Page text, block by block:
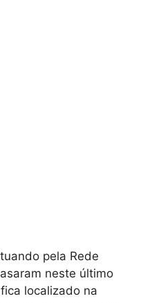
pela Rede
neste último
localizado na